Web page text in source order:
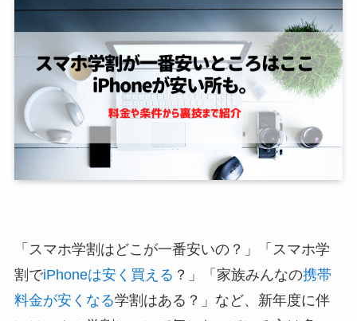
「スマホ学割はどこが一番安いの？」「スマホ学
割でiPhoneは安く買える ？」「家族みんなの携帯
料金が安くなる学割はある？」など、新年度に伴